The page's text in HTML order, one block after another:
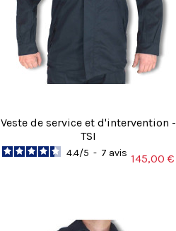
Veste de service et d'intervention -
TSI
4.4/5 - 7 avis 145,00 €